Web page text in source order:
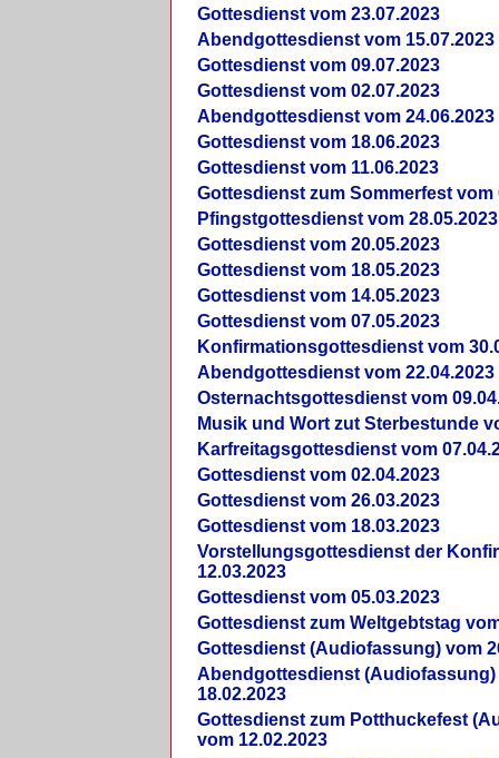
Gottesdienst vom 23.07.2023
Abendgottesdienst vom 15.07.2023
Gottesdienst vom 09.07.2023
Gottesdienst vom 02.07.2023
Abendgottesdienst vom 24.06.2023
Gottesdienst vom 18.06.2023
Gottesdienst vom 11.06.2023
Gottesdienst zum Sommerfest vom
Pfingstgottesdienst vom 28.05.2023
Gottesdienst vom 20.05.2023
Gottesdienst vom 18.05.2023
Gottesdienst vom 14.05.2023
Gottesdienst vom 07.05.2023
Konfirmationsgottesdienst vom
Abendgottesdienst vom 22.04.2023
Osternachtsgottesdienst vom
Musik und Wort zut Sterbestunde
Karfreitagsgottesdienst vom
Gottesdienst vom 02.04.2023
Gottesdienst vom 26.03.2023
Gottesdienst vom 18.03.2023
Vorstellungsgottesdienst der
12.03.2023
Gottesdienst vom 05.03.2023
Gottesdienst zum Weltgebtstag
Gottesdienst (Audiofassung) vom
Abendgottesdienst (Audiofassung)
18.02.2023
Gottesdienst zum Potthuckefest
vom 12.02.2023